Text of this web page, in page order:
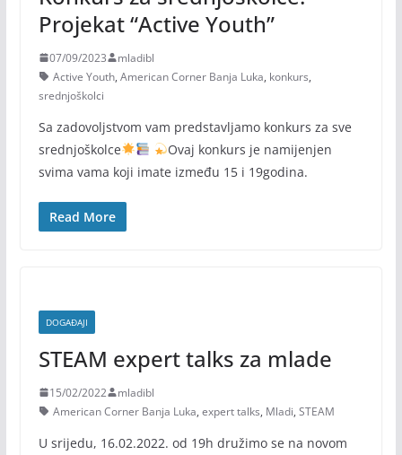
Projekat “Active Youth”
07/09/2023
mladibl
Active Youth, American Corner Banja Luka, konkurs,
srednjoškolci
Sa zadovoljstvom vam predstavljamo konkurs za sve
srednjoškolce
Ovaj konkurs je namijenjen
svima vama koji imate između 15 i 19godina.
Read More
DOGAĐAJI
STEAM expert talks za mlade
15/02/2022
mladibl
American Corner Banja Luka, expert talks, Mladi, STEAM
U srijedu, 16.02.2022. od 19h družimo se na novom